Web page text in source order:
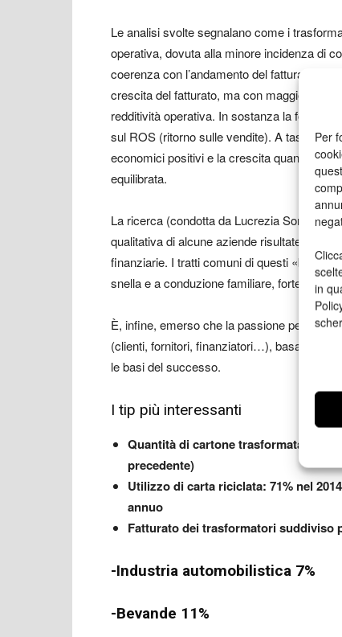
Per
in
Le analisi svolte segnalano come i
operativa, dovuta alla minore incidenza di
coerenza con l’andamento del fatturato.
crescita del fatturato, ma con maggiori costi
redditività operativa. In sostanza la forbice
sul ROS (ritorno sulle vendite). A tassi di
economici positivi e la crescita quantitativa
equilibrata.
La ricerca (condotta da Lucrezia Songini,
qualitativa di alcune aziende risultate
finanziarie. I tratti comuni di questi
snella e a conduzione familiare, forte
È, infine, emerso che la passione per
(clienti, fornitori, finanziatori…), basate su
le basi del successo.
I tip più interessanti
Quantità di cartone trasformata in
precedente)
Utilizzo di carta riciclata: 71% nel
annuo
Fatturato dei trasformatori suddiviso
-Industria automobilistica 7%
-Bevande 11%